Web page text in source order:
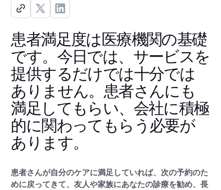
患者満足度は医療機関の基礎
です。今日では、サービスを
提供するだけでは十分では
ありません。患者さんにも
満足してもらい、会社に積極
的に関わってもらう必要が
あります。
患者さんが自分のケアに満足していれば、次の予約のた
めに戻ってきて、友人や家族にあなたの診療を勧め、長